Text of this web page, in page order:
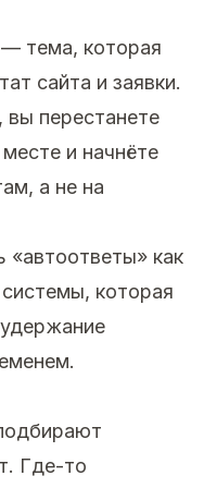
тема, которая
сайта и заявки.
вы перестанете
и начнёте
а не на
«автоответы» как
которая
Где-то